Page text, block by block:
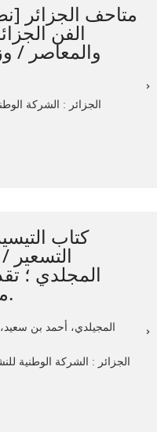
متاحف الجزائر
الفن
والمعاصر /
الجزائر : الشركة
كتاب
التسعير
المجلدي ؛
موسى لقبال.
الجزائر : الشركة الوطنية